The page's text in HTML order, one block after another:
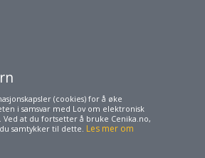
(cookies) for å øke
i samsvar med Lov om elektronisk
Ved at du fortsetter å bruke Cenika.no,
samtykker til dette. Les mer om